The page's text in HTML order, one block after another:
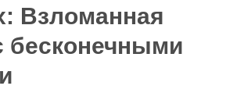
Взломанная
бесконечными